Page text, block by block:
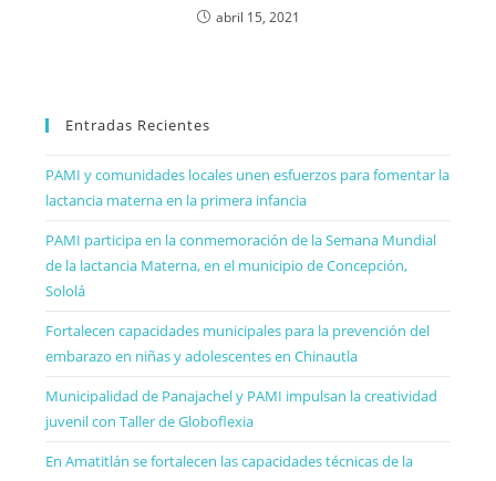
abril 15, 2021
Entradas Recientes
PAMI y comunidades locales unen esfuerzos para fomentar la
lactancia materna en la primera infancia
PAMI participa en la conmemoración de la Semana Mundial
de la lactancia Materna, en el municipio de Concepción,
Sololá
Fortalecen capacidades municipales para la prevención del
embarazo en niñas y adolescentes en Chinautla
Municipalidad de Panajachel y PAMI impulsan la creatividad
juvenil con Taller de Globoflexia
En Amatitlán se fortalecen las capacidades técnicas de la